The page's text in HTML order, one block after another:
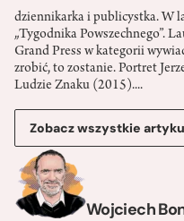
dziennikarka i publicystka. W
„Tygodnika Powszechnego”.
Grand Press w kategorii
zrobić, to zostanie. Portret
Ludzie Znaku (2015)....
Zobacz wszystkie
Wojciech